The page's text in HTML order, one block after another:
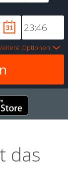
Optionen
das